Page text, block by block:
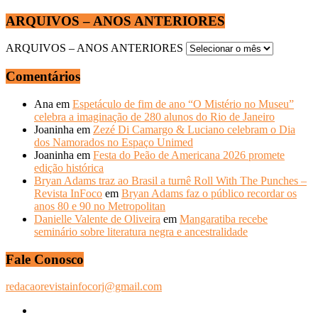
ARQUIVOS – ANOS ANTERIORES
ARQUIVOS – ANOS ANTERIORES
Comentários
Ana em Espetáculo de fim de ano “O Mistério no Museu”
celebra a imaginação de 280 alunos do Rio de Janeiro
Joaninha em Zezé Di Camargo & Luciano celebram o Dia
dos Namorados no Espaço Unimed
Joaninha em Festa do Peão de Americana 2026 promete
edição histórica
Bryan Adams traz ao Brasil a turnê Roll With The Punches –
Revista InFoco em Bryan Adams faz o público recordar os
anos 80 e 90 no Metropolitan
Danielle Valente de Oliveira em Mangaratiba recebe
seminário sobre literatura negra e ancestralidade
Fale Conosco
redacaorevistainfocorj@gmail.com